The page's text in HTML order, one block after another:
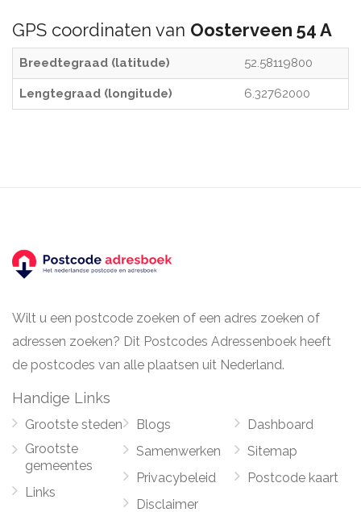
GPS coordinaten van Oosterveen 54 A
Breedtegraad (latitude) 52.58119800
Lengtegraad (longitude) 6.32762000
Wilt u een postcode zoeken of een adres zoeken of
adressen zoeken? Dit Postcodes Adressenboek heeft
de postcodes van alle plaatsen uit Nederland.
Handige Links
Grootste steden
Grootste
gemeentes
Links
Blogs
Samenwerken
Privacybeleid
Disclaimer
Dashboard
Sitemap
Postcode kaart